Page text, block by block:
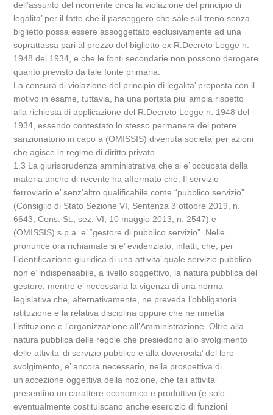
dell’assunto del ricorrente circa la violazione del principio di
legalita’ per il fatto che il passeggero che sale sul treno senza
biglietto possa essere assoggettato esclusivamente ad una
soprattassa pari al prezzo del biglietto ex R.Decreto Legge n.
1948 del 1934, e che le fonti secondarie non possono derogare
quanto previsto da tale fonte primaria.
La censura di violazione del principio di legalita’ proposta con il
motivo in esame, tuttavia, ha una portata piu’ ampia rispetto
alla richiesta di applicazione del R.Decreto Legge n. 1948 del
1934, essendo contestato lo stesso permanere del potere
sanzionatorio in capo a (OMISSIS) divenuta societa’ per azioni
che agisce in regime di diritto privato.
1.3 La giurisprudenza amministrativa che si e’ occupata della
materia anche di recente ha affermato che: Il servizio
ferroviario e’ senz’altro qualificabile come “pubblico servizio”
(Consiglio di Stato Sezione VI, Sentenza 3 ottobre 2019, n.
6643, Cons. St., sez. VI, 10 maggio 2013, n. 2547) e
(OMISSIS) s.p.a. e’ “gestore di pubblico servizio”. Nelle
pronunce ora richiamate si e’ evidenziato, infatti, che, per
l’identificazione giuridica di una attivita’ quale servizio pubblico
non e’ indispensabile, a livello soggettivo, la natura pubblica del
gestore, mentre e’ necessaria la vigenza di una norma
legislativa che, alternativamente, ne preveda l’obbligatoria
istituzione e la relativa disciplina oppure che ne rimetta
l’istituzione e l’organizzazione all’Amministrazione. Oltre alla
natura pubblica delle regole che presiedono allo svolgimento
delle attivita’ di servizio pubblico e alla doverosita’ del loro
svolgimento, e’ ancora necessario, nella prospettiva di
un’accezione oggettiva della nozione, che tali attivita’
presentino un carattere economico e produttivo (e solo
eventualmente costituiscano anche esercizio di funzioni